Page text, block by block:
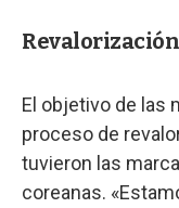
El objetivo de las
proceso de
tuvieron las
coreanas.